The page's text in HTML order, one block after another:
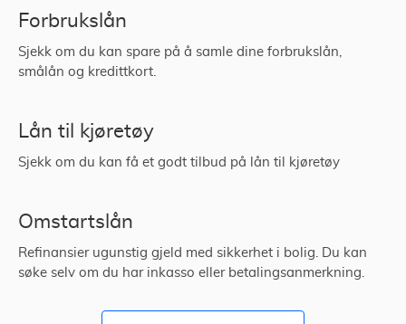
Forbrukslån
Sjekk om du kan spare på å samle dine forbrukslån,
smålån og kredittkort.
Lån til kjøretøy
Sjekk om du kan få et godt tilbud på lån til kjøretøy
Omstartslån
Refinansier ugunstig gjeld med sikkerhet i bolig. Du kan
søke selv om du har inkasso eller betalingsanmerkning.